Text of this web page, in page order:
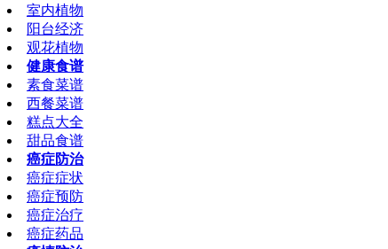
室内植物
阳台经济
观花植物
健康食谱
素食菜谱
西餐菜谱
糕点大全
甜品食谱
癌症防治
癌症症状
癌症预防
癌症治疗
癌症药品